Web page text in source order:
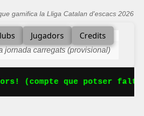
gamifica la Lliga Catalan d'escacs 2026
Jugadors Credits
jornada carregats (provisional)
(compte que potser falta